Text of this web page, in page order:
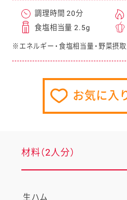
調理時間 20分
食塩相当量 2.5g
※エネルギー・食塩相当量・野菜摂
お気に入
材料（2人分）
生ハム